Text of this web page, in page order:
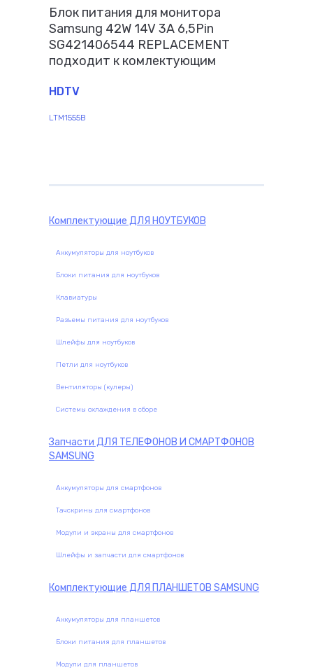
Блок питания для монитора
Samsung 42W 14V 3A 6,5Pin
SG421406544 REPLACEMENT
подходит к комлектующим
HDTV
LTM1555B
Комплектующие ДЛЯ НОУТБУКОВ
Аккумуляторы для ноутбуков
Блоки питания для ноутбуков
Клавиатуры
Разъемы питания для ноутбуков
Шлейфы для ноутбуков
Петли для ноутбуков
Вентиляторы (кулеры)
Системы охлаждения в сборе
Запчасти ДЛЯ ТЕЛЕФОНОВ И СМАРТФОНОВ
SAMSUNG
Аккумуляторы для смартфонов
Тачскрины для смартфонов
Модули и экраны для смартфонов
Шлейфы и запчасти для смартфонов
Комплектующие ДЛЯ ПЛАНШЕТОВ SAMSUNG
Аккумуляторы для планшетов
Блоки питания для планшетов
Модули для планшетов